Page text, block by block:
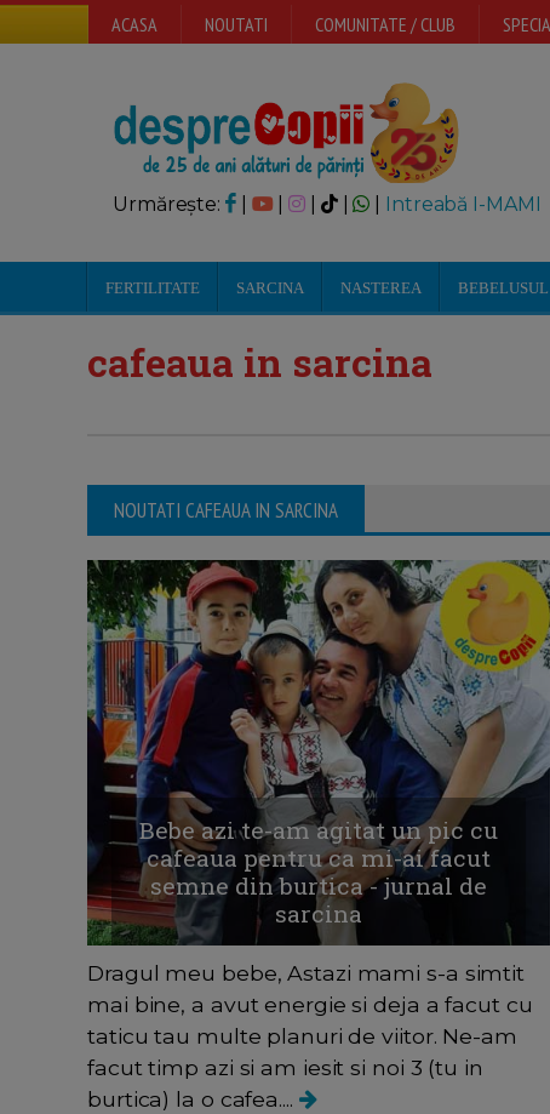
ACASA NOUTATI COMUNITATE / CLUB
Urmărește: | | Intreabă I-MAMI
FERTILITATE SARCINA NASTEREA BEBELUSUL
cafeaua in sarcina
NOUTATI CAFEAUA IN SARCINA
Bebe azi te-am agitat un pic cu
cafeaua pentru ca mi-ai facut
semne din burtica - jurnal de
sarcina
Dragul meu bebe, Astazi mami s-a simtit
mai bine, a avut energie si deja a facut cu
taticu tau multe planuri de viitor. Ne-am
facut timp azi si am iesit si noi 3 (tu in
burtica) la o cafea....